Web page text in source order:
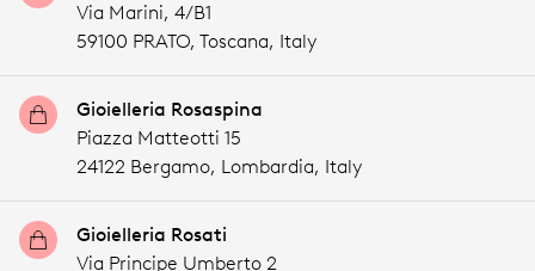
Via Marini, 4/B1
59100 PRATO, Toscana, Italy
Gioielleria Rosaspina
Piazza Matteotti 15
24122 Bergamo, Lombardia, Italy
Gioielleria Rosati
Via Principe Umberto 2